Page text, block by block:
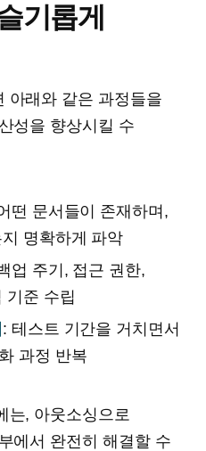
기롭게
아래와 같은 과정들을
성을 향상시킬 수
떤 문서들이 존재하며,
명확하게 파악
업 주기, 접근 권한,
기준 수립
: 테스트 기간을 거치면서
과정 반복
는, 아웃소싱으로
에서 완전히 해결할 수